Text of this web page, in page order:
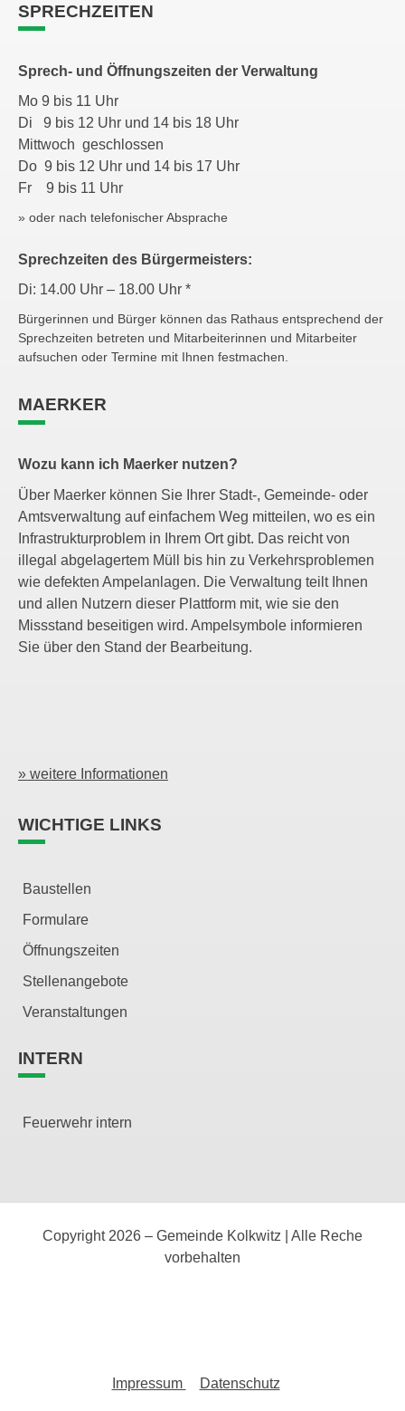
SPRECHZEITEN
Sprech- und Öffnungszeiten der Verwaltung
Mo 9 bis 11 Uhr
Di 9 bis 12 Uhr und 14 bis 18 Uhr
Mittwoch geschlossen
Do 9 bis 12 Uhr und 14 bis 17 Uhr
Fr 9 bis 11 Uhr
» oder nach telefonischer Absprache
Sprechzeiten des Bürgermeisters:
Di: 14.00 Uhr – 18.00 Uhr *
Bürgerinnen und Bürger können das Rathaus entsprechend der
Sprechzeiten betreten und Mitarbeiterinnen und Mitarbeiter
aufsuchen oder Termine mit Ihnen festmachen.
MAERKER
Wozu kann ich Maerker nutzen?
Über Maerker können Sie Ihrer Stadt-, Gemeinde- oder
Amtsverwaltung auf einfachem Weg mitteilen, wo es ein
Infrastrukturproblem in Ihrem Ort gibt. Das reicht von
illegal abgelagertem Müll bis hin zu Verkehrsproblemen
wie defekten Ampelanlagen. Die Verwaltung teilt Ihnen
und allen Nutzern dieser Plattform mit, wie sie den
Missstand beseitigen wird. Ampelsymbole informieren
Sie über den Stand der Bearbeitung.
» weitere Informationen
WICHTIGE LINKS
Baustellen
Formulare
Öffnungszeiten
Stellenangebote
Veranstaltungen
INTERN
Feuerwehr intern
Copyright 2026 – Gemeinde Kolkwitz | Alle Reche
vorbehalten
Impressum Datenschutz